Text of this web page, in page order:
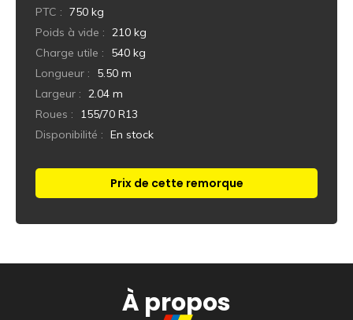
PTC : 750 kg
Poids à vide : 210 kg
Charge utile :
540 kg
Longueur :
5.50 m
Largeur : 2.04 m
Roues :
155/70 R13
Disponibilité : En stock
Prix de cette remorque
Réponse immédiate
À propos